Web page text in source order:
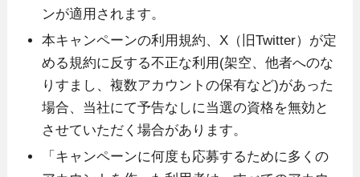
ンが適用されます。
本キャンペーンの利用規約、X（旧Twitter）が定
める規約に反する不正な利用(架空、他者へのな
りすまし、複数アカウントの保有など)があった
場合、当社にて予告なしに当選の資格を無効と
させていただく場合があります。
「キャンペーンに何度も応募するために多くの